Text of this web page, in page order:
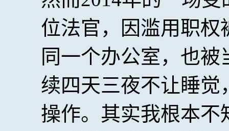
位法官，因滥用职
同一个办公室，也
续四天三夜不让睡
操作。其实我根本